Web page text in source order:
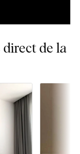
de la